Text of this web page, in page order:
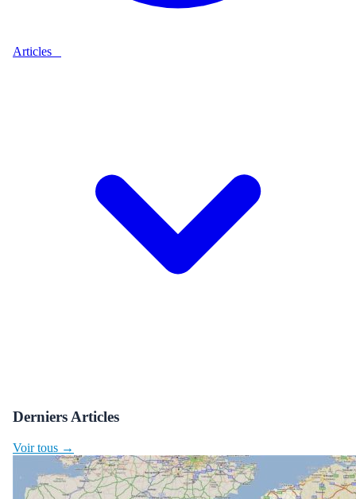
Articles
Derniers Articles
Voir tous →